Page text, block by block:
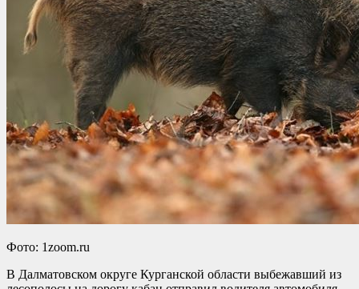
Фото: 1zoom.ru
В Далматовском округе Курганской области выбежавший из